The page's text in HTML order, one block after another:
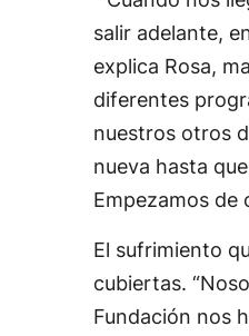
salir adelante,
explica Rosa,
diferentes
nuestros otros
nueva hasta
Empezamos de
El sufrimiento
cubiertas.
Fundación nos